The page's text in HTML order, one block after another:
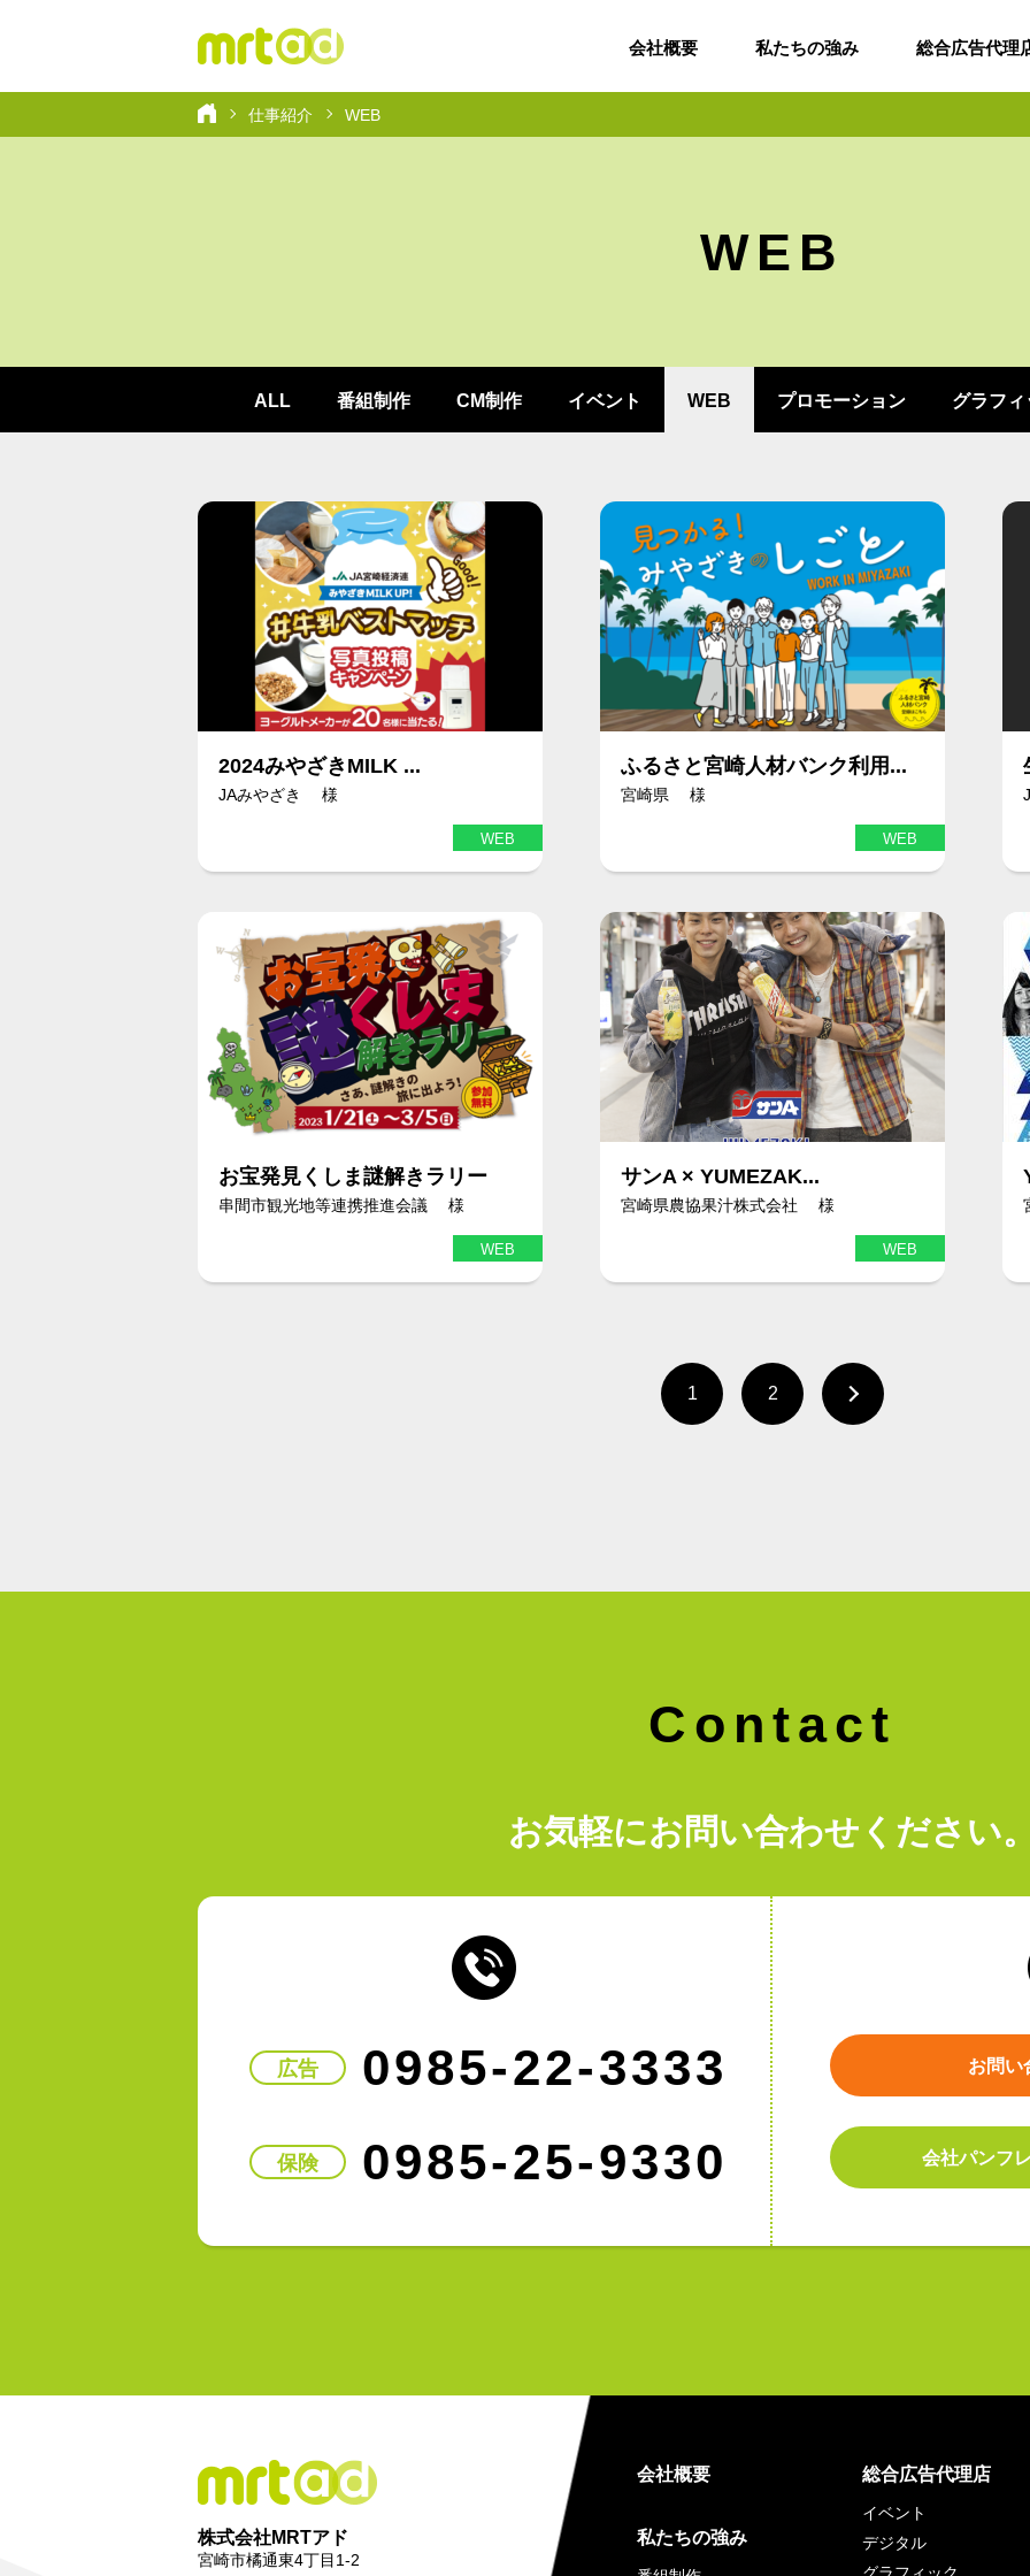
会社概要 私たちの強み 総合広告代理
仕事紹介 WEB
WEB
ALL 番組制作 CM制作 イベント WEB プロモーション グラフィ
2024みやざきMILK ...
JAみやざき 様
WEB
ふるさと宮崎人材バンク利用...
宮崎県 様
WEB
お宝発見くしま謎解きラリー
串間市観光地等連携推進会議 様
WEB
サンA × YUMEZAK...
宮崎県農協果汁株式会社 様
WEB
1 2
Contact
お気軽にお問い合わせください
広告 0985-22-3333
保険 0985-25-9330
お問い
会社パンフ
株式会社MRTアド
宮崎市橘通東4丁目1-2
会社概要
私たちの強み
総合広告代理店
イベント
デジタル